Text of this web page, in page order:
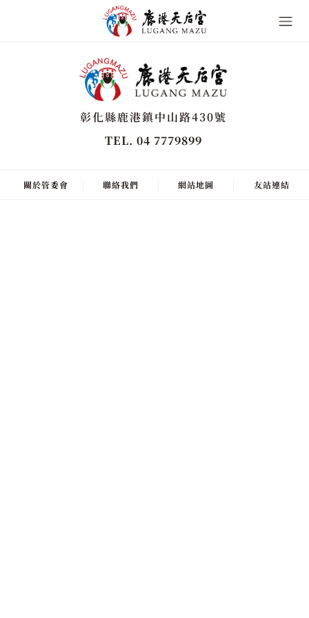
彰化縣鹿港鎮中山路430號
TEL. 04 7779899
關於管委會 聯絡我們 網站地圖 友站連結